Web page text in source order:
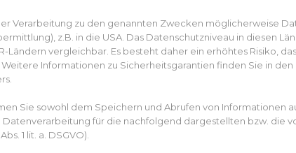
Verarbeitung zu den genannten Zwecken möglicherweise
z.B. in die USA. Das Datenschutzniveau in diesen
Ländern vergleichbar. Es besteht daher ein erhöhtes Risiko,
Informationen zu Sicherheitsgarantien finden Sie in den
Sie sowohl dem Speichern und Abrufen von Informationen
Datenverarbeitung für die nachfolgend dargestellten bzw. die
1 lit. a. DSGVO).